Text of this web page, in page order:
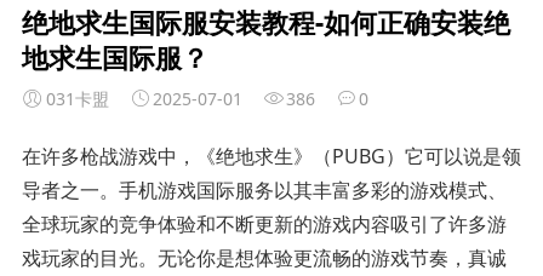
绝地求生国际服安装教程-如何正确安装绝
地求生国际服？
031卡盟 2025-07-01 386 0
在许多枪战游戏中，《绝地求生》（PUBG）它可以说是领
导者之一。手机游戏国际服务以其丰富多彩的游戏模式、
全球玩家的竞争体验和不断更新的游戏内容吸引了许多游
戏玩家的目光。无论你是想体验更流畅的游戏节奏，真诚